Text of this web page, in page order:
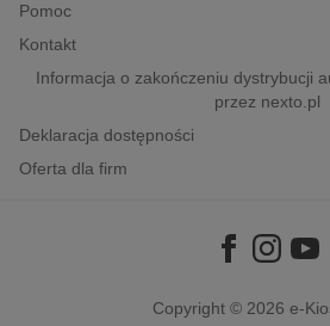
Pomoc
Kontakt
Informacja o zakończeniu dystrybucji
przez nexto.pl
Deklaracja dostępności
Oferta dla firm
Copyright © 2026 e-